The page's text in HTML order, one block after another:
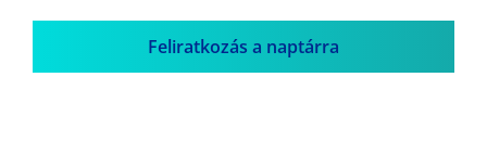
Feliratkozás a naptárra